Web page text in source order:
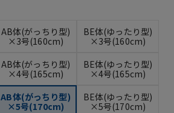
AB体(がっちり型)
×3号(160cm)
BE体(ゆったり型)
×3号(160cm)
AB体(がっちり型)
×4号(165cm)
BE体(ゆったり型)
×4号(165cm)
AB体(がっちり型)
×5号(170cm)
BE体(ゆったり型)
×5号(170cm)